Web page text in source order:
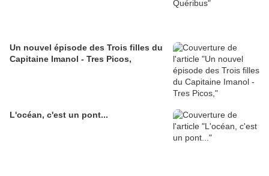
Un nouvel épisode des Trois filles du
Capitaine Imanol - Tres Picos,
L'océan, c'est un pont...